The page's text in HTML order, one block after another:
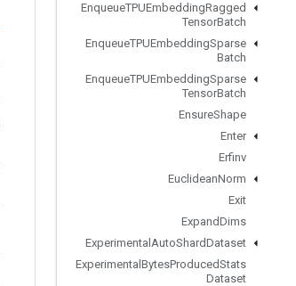
EnqueueTPUEmbeddingRagged
TensorBatch
EnqueueTPUEmbeddingSparse
Batch
EnqueueTPUEmbeddingSparse
TensorBatch
EnsureShape
Enter
Erfinv
EuclideanNorm
Exit
ExpandDims
Experimental AutoShardDataset
Experimental BytesProducedStats
Dataset